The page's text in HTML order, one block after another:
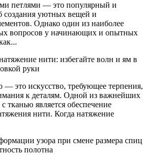
петлями — это популярный и
создания уютных вещей и
Однако один из наиболее
вопросов у начинающих и опытных
нити: избегайте волн и ям в
руки
— это искусство, требующее терпения,
к деталям. Одной из важнейших
тканью является обеспечение
нити. Когда натяжение
узора при смене размера спиц
полотна